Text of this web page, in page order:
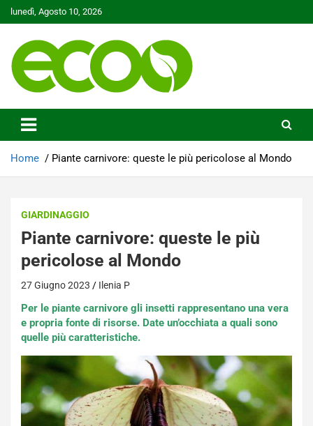
Skip
to
lunedì, Agosto 10, 2026
Ecoo.it
Home Piante carnivore: queste le più pericolose al Mondo
GIARDINAGGIO
Piante carnivore: queste le più
pericolose al Mondo
27 Giugno 2023 Ilenia P
Per le piante carnivore gli insetti rappresentano una vera
e propria fonte di risorse. Date un’occhiata a quali sono
quelle più caratteristiche.